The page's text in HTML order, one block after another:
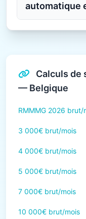
automatique
Calculs de
— Belgique
RMMMG 2026 brut/
3 000€ brut/mois
4 000€ brut/mois
5 000€ brut/mois
7 000€ brut/mois
10 000€ brut/mois